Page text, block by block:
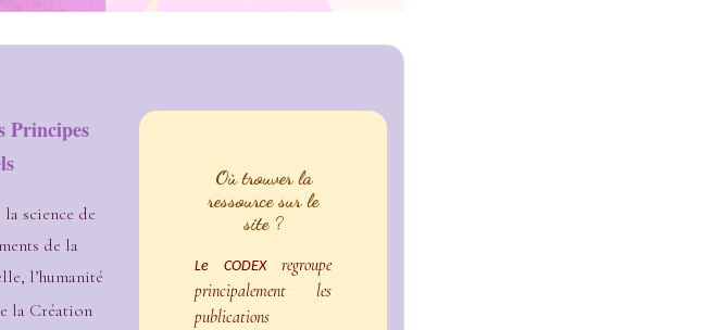
Principes
science de
de la
l’humanité
la Création
Où trouver la
ressource sur le
site ?
Le CODEXregroupe
principalement les
publications